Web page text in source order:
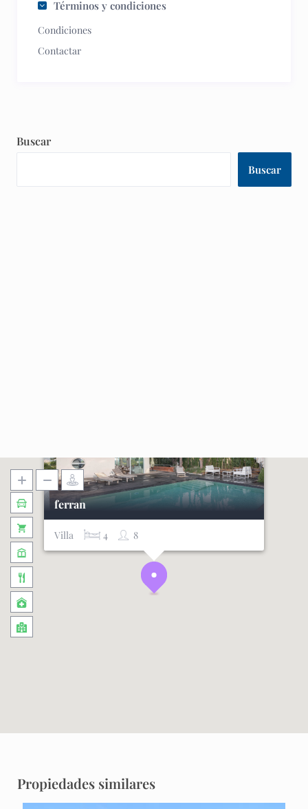
Términos y condiciones
Condiciones
Contactar
Buscar
Buscar
ferran
Villa 8
4
Propiedades similares